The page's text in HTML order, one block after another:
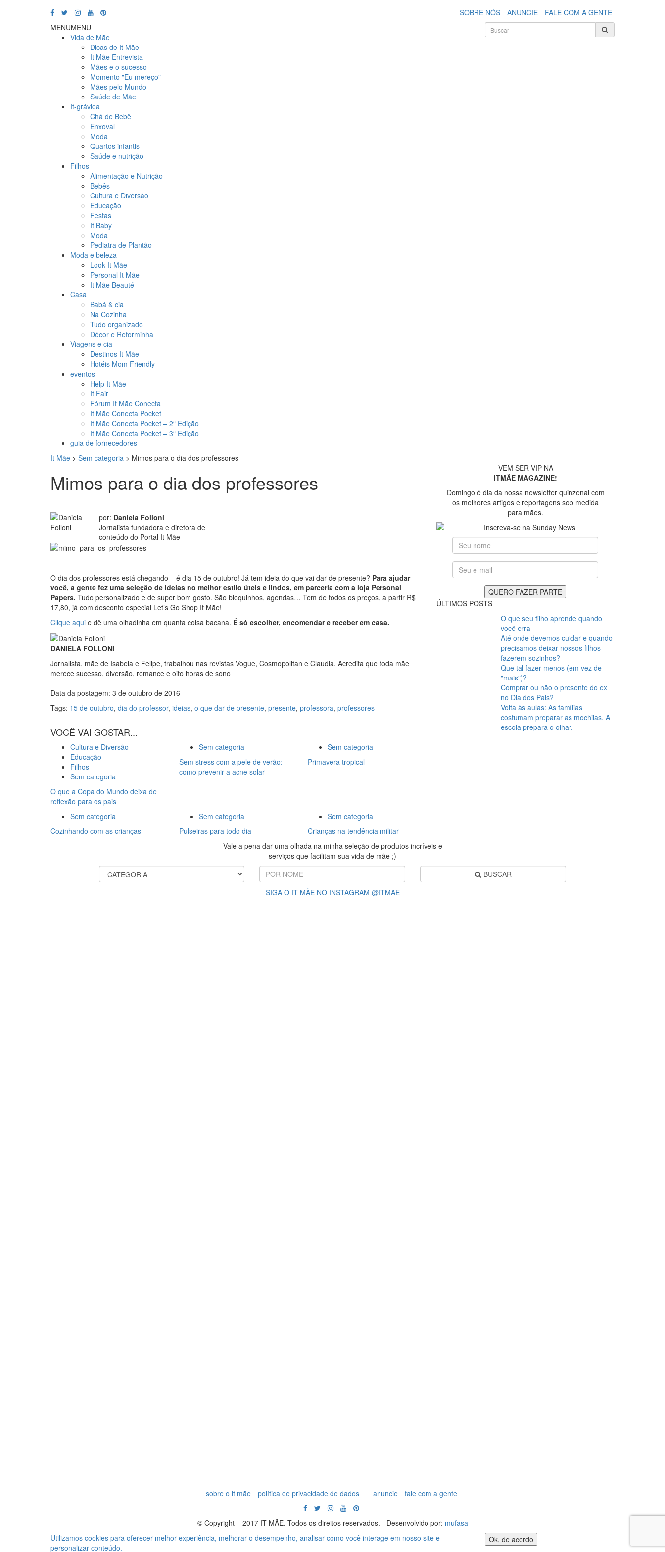
SOBRE NÓS ANUNCIE
FALE COM A GENTE
MENUMENU
Vida de Mãe
Dicas de It Mãe
It Mãe Entrevista
Mães e o sucesso
Momento "Eu mereço"
Mães pelo Mundo
Saúde de Mãe
It-grávida
Chá de Bebê
Enxoval
Moda
Quartos infantis
Saúde e nutrição
Filhos
Alimentação e Nutrição
Bebês
Cultura e Diversão
Educação
Festas
It Baby
Moda
Pediatra de Plantão
Moda e beleza
Look It Mãe
Personal It Mãe
It Mãe Beauté
Casa
Babá & cia
Na Cozinha
Tudo organizado
Décor e Reforminha
Viagens e cia
Destinos It Mãe
Hotéis Mom Friendly
eventos
Help It Mãe
It Fair
Fórum It Mãe Conecta
It Mãe Conecta Pocket
It Mãe Conecta Pocket – 2ª Edição
It Mãe Conecta Pocket – 3ª Edição
guia de fornecedores
It Mãe > Sem categoria > Mimos para o dia dos professores
Mimos para o dia dos professores
por: Daniela Folloni
Jornalista fundadora e diretora de
conteúdo do Portal It Mãe
O dia dos professores está chegando – é dia 15 de outubro! Já tem ideia do que vai dar de presente? Para ajudar
você, a gente fez uma seleção de ideias no melhor estilo úteis e lindos, em parceria com a loja Personal
Papers. Tudo personalizado e de super bom gosto. São bloquinhos, agendas… Tem de todos os preços, a partir R$
17,80, já com desconto especial Let’s Go Shop It Mãe!
Clique aqui e dê uma olhadinha em quanta coisa bacana. É só escolher, encomendar e receber em casa.
DANIELA FOLLONI
Jornalista, mãe de Isabela e Felipe, trabalhou nas revistas Vogue, Cosmopolitan e Claudia. Acredita que toda mãe
merece sucesso, diversão, romance e oito horas de sono
Data da postagem: 3 de outubro de 2016
Tags: 15 de outubro, dia do professor, ideias, o que dar de presente, presente, professora, professores
VOCÊ VAI GOSTAR...
Cultura e Diversão
Educação
Filhos
Sem categoria
O que a Copa do Mundo deixa de
reflexão para os pais
Sem categoria
Sem stress com a pele de verão:
como prevenir a acne solar
Sem categoria
Primavera tropical
Sem categoria
Cozinhando com as crianças
Sem categoria
Pulseiras para todo dia
Sem categoria
Crianças na tendência militar
VEM SER VIP NA
ITMÃE MAGAZINE!
Domingo é dia da nossa newsletter quinzenal com
os melhores artigos e reportagens sob medida
para mães.
ÚLTIMOS POSTS
O que seu filho aprende quando
você erra
Até onde devemos cuidar e quando
precisamos deixar nossos filhos
fazerem sozinhos?
Que tal fazer menos (em vez de
"mais")?
Comprar ou não o presente do ex
no Dia dos Pais?
Volta às aulas: As famílias
costumam preparar as mochilas. A
escola prepara o olhar.
Vale a pena dar uma olhada na minha seleção de produtos incríveis e
serviços que facilitam sua vida de mãe ;)
BUSCAR
SIGA O IT MÃE NO INSTAGRAM @ITMAE
sobre o it mãe política de privacidade de dados anuncie fale com a gente
© Copyright – 2017 IT MÃE. Todos os direitos reservados. - Desenvolvido por: mufasa
Utilizamos cookies para oferecer melhor experiência, melhorar o desempenho, analisar como você interage em nosso site e
personalizar conteúdo.
Ok, de acordo